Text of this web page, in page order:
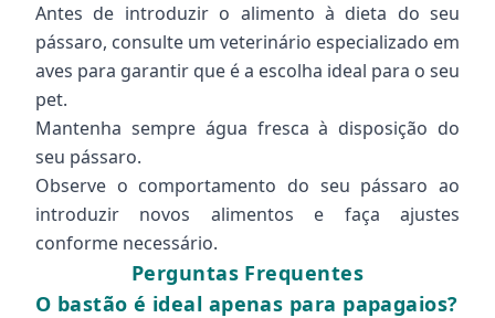
Antes de introduzir o alimento à dieta do seu
pássaro, consulte um veterinário especializado em
aves para garantir que é a escolha ideal para o seu
pet.
Mantenha sempre água fresca à disposição do
seu pássaro.
Observe o comportamento do seu pássaro ao
introduzir novos alimentos e faça ajustes
conforme necessário.
Perguntas Frequentes
O bastão é ideal apenas para papagaios?